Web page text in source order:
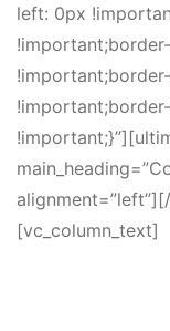
left: 0px
[vc_column_text]